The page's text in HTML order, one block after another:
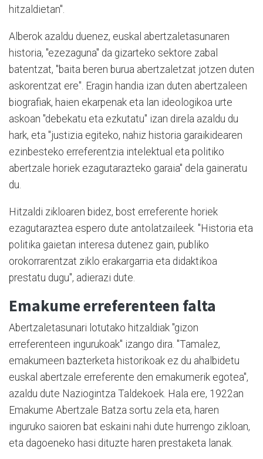
hitzaldietan".
Alberok azaldu duenez, euskal abertzaletasunaren
historia, "ezezaguna" da gizarteko sektore zabal
batentzat, "baita beren burua abertzaletzat jotzen duten
askorentzat ere". Eragin handia izan duten abertzaleen
biografiak, haien ekarpenak eta lan ideologikoa urte
askoan "debekatu eta ezkutatu" izan direla azaldu du
hark, eta "justizia egiteko, nahiz historia garaikidearen
ezinbesteko erreferentzia intelektual eta politiko
abertzale horiek ezagutarazteko garaia" dela gaineratu
du.
Hitzaldi zikloaren bidez, bost erreferente horiek
ezagutaraztea espero dute antolatzaileek. "Historia eta
politika gaietan interesa dutenez gain, publiko
orokorrarentzat ziklo erakargarria eta didaktikoa
prestatu dugu", adierazi dute.
Emakume erreferenteen falta
Abertzaletasunari lotutako hitzaldiak "gizon
erreferenteen ingurukoak" izango dira. "Tamalez,
emakumeen bazterketa historikoak ez du ahalbidetu
euskal abertzale erreferente den emakumerik egotea",
azaldu dute Naziogintza Taldekoek. Hala ere, 1922an
Emakume Abertzale Batza sortu zela eta, haren
inguruko saioren bat eskaini nahi dute hurrengo zikloan,
eta dagoeneko hasi dituzte haren prestaketa lanak.